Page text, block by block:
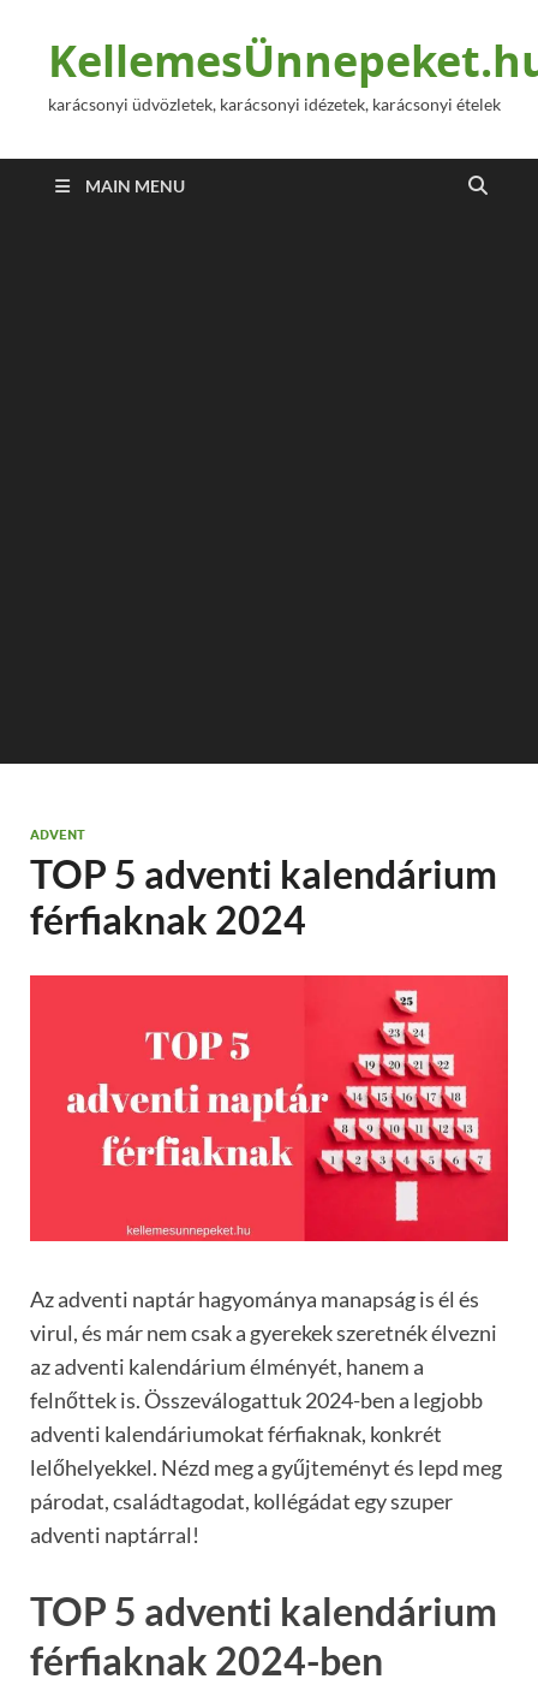
karácsonyi üdvözletek, karácsonyi idézetek, karácsonyi ételek
MAIN MENU
ADVENT
TOP 5 adventi kalendárium
férfiaknak 2024
Az adventi naptár hagyománya manapság is él és
virul, és már nem csak a gyerekek szeretnék élvezni
az adventi kalendárium élményét, hanem a
felnőttek is. Összeválogattuk 2024-ben a legjobb
adventi kalendáriumokat férfiaknak, konkrét
lelőhelyekkel. Nézd meg a gyűjteményt és lepd meg
párodat, családtagodat, kollégádat egy szuper
adventi naptárral!
TOP 5 adventi kalendárium
férfiaknak 2024-ben